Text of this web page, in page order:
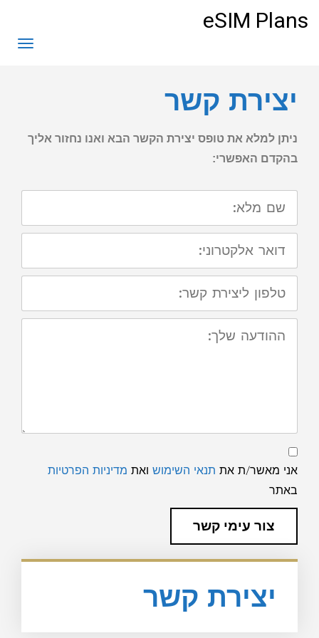
eSIM Plans
יצירת קשר
ניתן למלא את טופס יצירת הקשר הבא ואנו נחזור אליך
בהקדם האפשרי:
שם
מלא:
דואר
אלקטרוני:
טלפון
ליצירת
ההודעה
שלך:
תנאי
שימוש
ומדיניות
אני מאשר/ת את תנאי השימוש ואת מדיניות הפרטיות
באתר
צור עימי קשר
יצירת קשר​